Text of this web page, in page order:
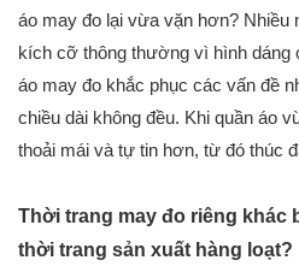
áo may đo lại vừa vặn hơn?
kích cỡ thông thường vì hình dáng
áo may đo khắc phục các vấn đề
chiều dài không đều. Khi quần áo
thoải mái và tự tin hơn, từ đó thúc
Thời trang may đo riêng khác
thời trang sản xuất hàng loạt?